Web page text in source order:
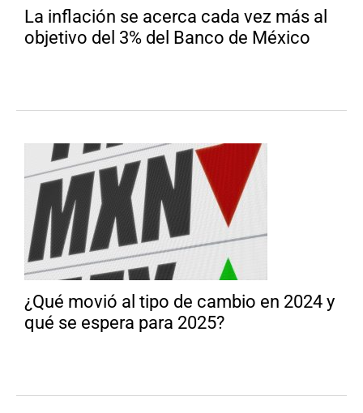
La inflación se acerca cada vez más al
objetivo del 3% del Banco de México
¿Qué movió al tipo de cambio en 2024 y
qué se espera para 2025?